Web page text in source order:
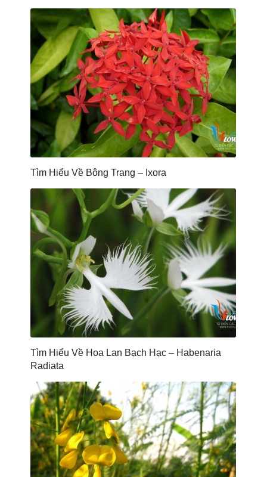
Tìm Hiểu Về Bông Trang – Ixora
Tìm Hiểu Về Hoa Lan Bạch Hạc – Habenaria
Radiata